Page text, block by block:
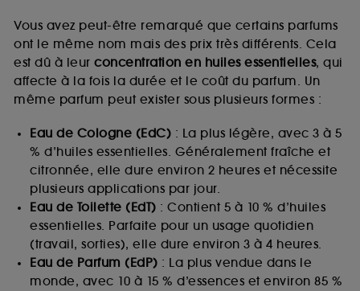
Vous avez peut-être remarqué que certains parfums
ont le même nom mais des prix très différents. Cela
est dû à leur concentration en huiles essentielles, qui
affecte à la fois la durée et le coût du parfum. Un
même parfum peut exister sous plusieurs formes :
Eau de Cologne (EdC) : La plus légère, avec 3 à 5
% d’huiles essentielles. Généralement fraîche et
citronnée, elle dure environ 2 heures et nécessite
plusieurs applications par jour.
Eau de Toilette (EdT) : Contient 5 à 10 % d’huiles
essentielles. Parfaite pour un usage quotidien
(travail, sorties), elle dure environ 3 à 4 heures.
Eau de Parfum (EdP) : La plus vendue dans le
monde, avec 10 à 15 % d’essences et environ 85 %